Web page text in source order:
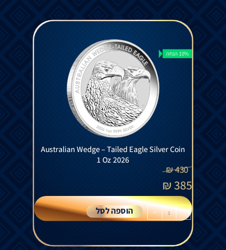
10% הנחה
Australian Wedge – Tailed Eagle Silver Coin
1 Oz 2026
430
₪
385
₪
-
+ הוספה לסל